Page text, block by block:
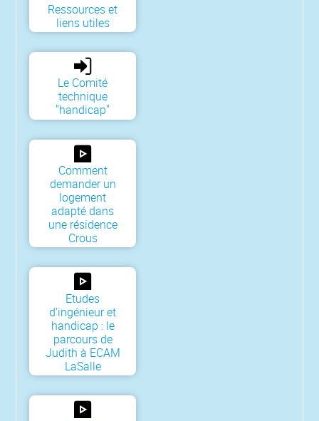
Ressources et
liens utiles
Le Comité
technique
"handicap"
Comment
demander un
logement
adapté dans
une résidence
Crous
Etudes
d'ingénieur et
handicap : le
parcours de
Judith à ECAM
LaSalle